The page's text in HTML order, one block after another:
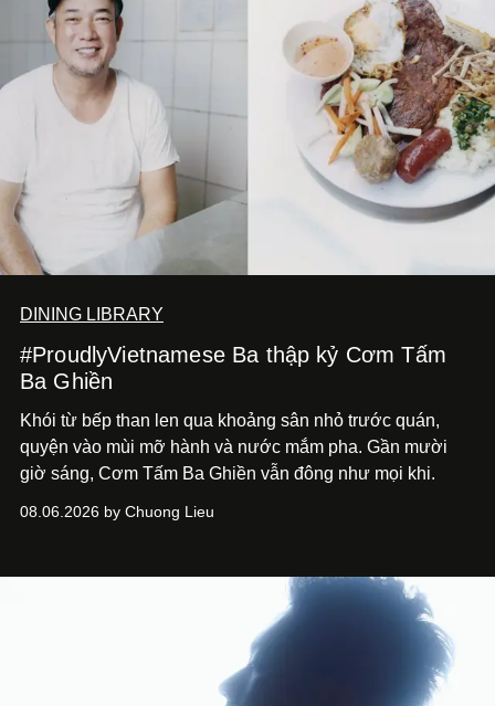
DINING LIBRARY
#ProudlyVietnamese Ba thập kỷ Cơm Tấm
Ba Ghiền
Khói từ bếp than len qua khoảng sân nhỏ trước quán,
quyện vào mùi mỡ hành và nước mắm pha. Gần mười
giờ sáng, Cơm Tấm Ba Ghiền vẫn đông như mọi khi.
08.06.2026 by Chuong Lieu